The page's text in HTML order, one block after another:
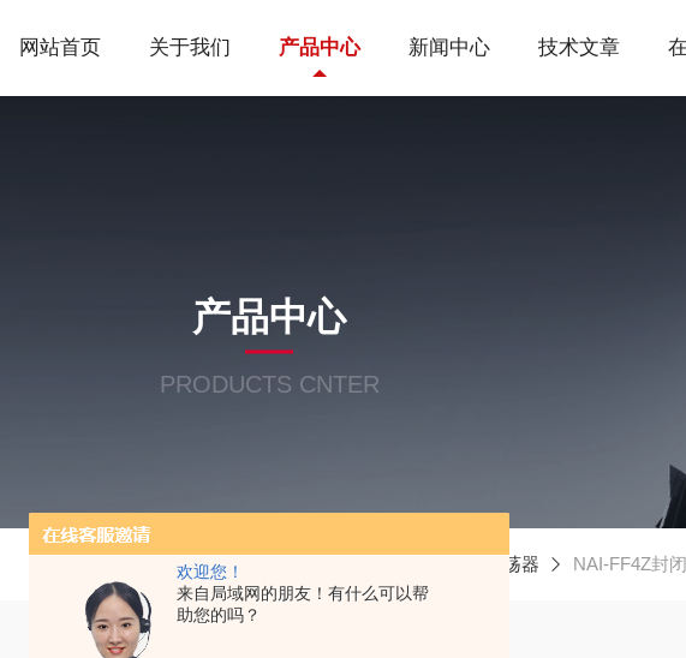
欢迎您！
来自局域网的朋友！有什么可以帮
助您的吗？
网站首页 关于我们 产品中心 新闻中心 技术文章
产品中心
PRODUCTS CNTER
当前位置：首页 翻转式振荡器 NAI-FF4Z封